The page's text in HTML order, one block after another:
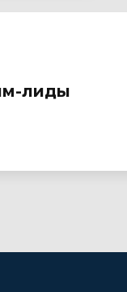
лиды